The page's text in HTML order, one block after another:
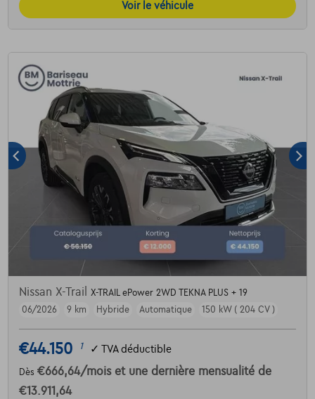
Voir le véhicule
Nissan X-Trail
X-TRAIL ePower 2WD TEKNA PLUS + 19
06/2026
9 km Hybride Automatique 150 kW ( 204 CV )
€44.150 1 ✓ TVA déductible
Dès €666,64/mois et une dernière mensualité de
€13.911,64